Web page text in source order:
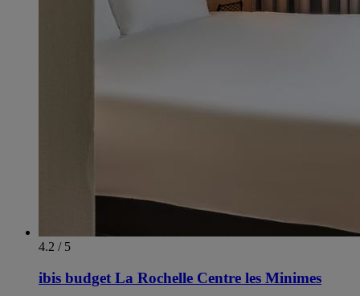
4.2 / 5
ibis budget La Rochelle Centre les Minimes